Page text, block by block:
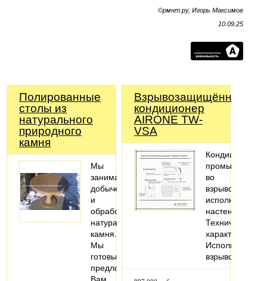
©рмнт.ру, Игорь Максимов
10.09.25
Полированные
столы из
натурального
природного
камня
Мы
занимаемся
добычей
и
обработкой
натурального
камня.
Мы
готовы
предложить
Взрывозащищённый
кондиционер
AIRONE TW-
VSA
Кондиционер
во
исполнении,
настенный.
Технические
характеристики
Исполнение: